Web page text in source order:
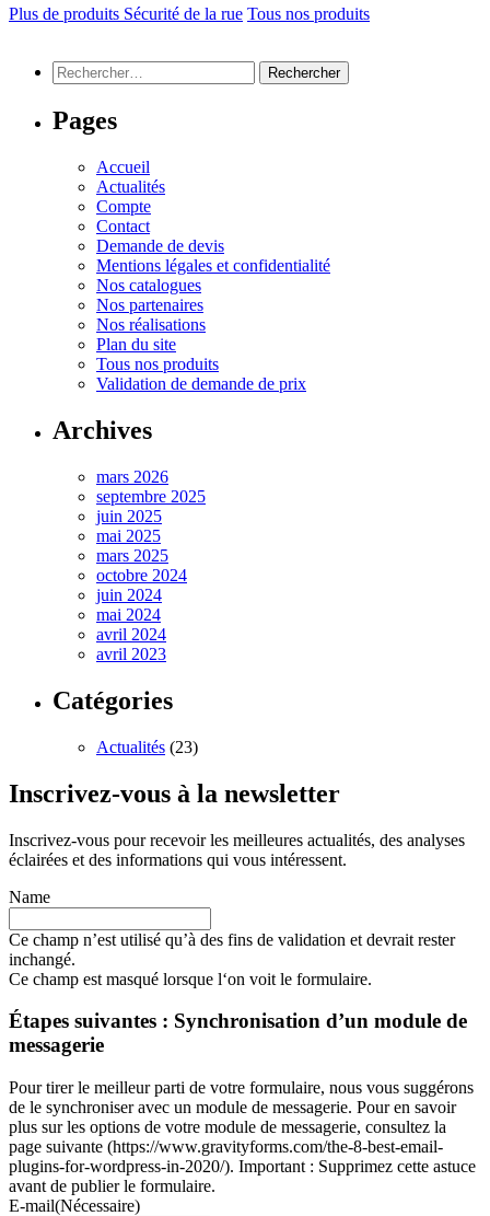
Plus de produits Sécurité de la rue Tous nos produits
Rechercher :
Pages
Accueil
Actualités
Compte
Contact
Demande de devis
Mentions légales et confidentialité
Nos catalogues
Nos partenaires
Nos réalisations
Plan du site
Tous nos produits
Validation de demande de prix
Archives
mars 2026
septembre 2025
juin 2025
mai 2025
mars 2025
octobre 2024
juin 2024
mai 2024
avril 2024
avril 2023
Catégories
Actualités (23)
Inscrivez-vous à la newsletter
Inscrivez-vous pour recevoir les meilleures actualités, des analyses
éclairées et des informations qui vous intéressent.
Name
Ce champ n’est utilisé qu’à des fins de validation et devrait rester
inchangé.
Ce champ est masqué lorsque l‘on voit le formulaire.
Étapes suivantes : Synchronisation d’un module de
messagerie
Pour tirer le meilleur parti de votre formulaire, nous vous suggérons
de le synchroniser avec un module de messagerie. Pour en savoir
plus sur les options de votre module de messagerie, consultez la
page suivante (https://www.gravityforms.com/the-8-best-email-
plugins-for-wordpress-in-2020/). Important : Supprimez cette astuce
avant de publier le formulaire.
E-mail(Nécessaire)